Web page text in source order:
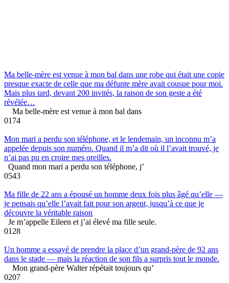
Ma belle-mère est venue à mon bal dans une robe qui était une copie
presque exacte de celle que ma défunte mère avait cousue pour moi.
Mais plus tard, devant 200 invités, la raison de son geste a été
révélée…
Ma belle-mère est venue à mon bal dans
0174
Mon mari a perdu son téléphone, et le lendemain, un inconnu m’a
appelée depuis son numéro. Quand il m’a dit où il l’avait trouvé, je
n’ai pas pu en croire mes oreilles.
Quand mon mari a perdu son téléphone, j’
0543
Ma fille de 22 ans a épousé un homme deux fois plus âgé qu’elle —
je pensais qu’elle l’avait fait pour son argent, jusqu’à ce que je
découvre la véritable raison
Je m’appelle Eileen et j’ai élevé ma fille seule.
0128
Un homme a essayé de prendre la place d’un grand-père de 92 ans
dans le stade — mais la réaction de son fils a surpris tout le monde.
Mon grand-père Walter répétait toujours qu’
0207